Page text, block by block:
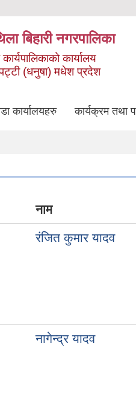
बिहारी नगरपालिका
कार्यालय
(धनुषा) मधेश प्रदेश
कार्यालयहरु कार्यक्रम तथा
नाम
रंजित कुमार यादव
नागेन्द्र यादव